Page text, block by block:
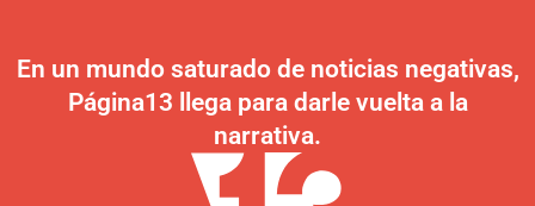
En un mundo saturado de noticias negativas,
Página13 llega para darle vuelta a la
narrativa.